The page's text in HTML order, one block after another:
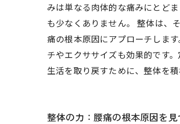
みは単なる肉体的な痛みにとど
も少なくありません。 整体は、
痛の根本原因にアプローチしま
チやエクササイズも効果的です
生活を取り戻すために、整体を
整体の力：腰痛の根本原因を見